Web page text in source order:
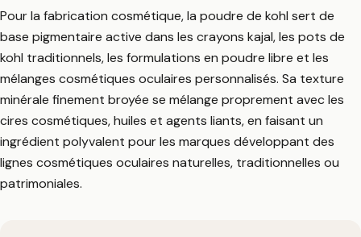
Pour la fabrication cosmétique, la poudre de kohl sert de
base pigmentaire active dans les crayons kajal, les pots de
kohl traditionnels, les formulations en poudre libre et les
mélanges cosmétiques oculaires personnalisés. Sa texture
minérale finement broyée se mélange proprement avec les
cires cosmétiques, huiles et agents liants, en faisant un
ingrédient polyvalent pour les marques développant des
lignes cosmétiques oculaires naturelles, traditionnelles ou
patrimoniales.